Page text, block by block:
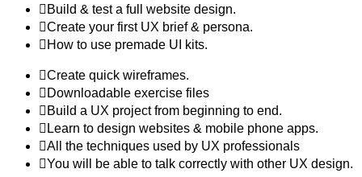
Build & test a full website design.
Create your first UX brief & persona.
How to use premade UI kits.
Create quick wireframes.
Downloadable exercise files
Build a UX project from beginning to end.
Learn to design websites & mobile phone apps.
All the techniques used by UX professionals
You will be able to talk correctly with other UX design.